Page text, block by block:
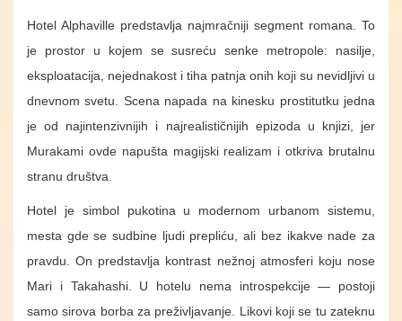
Hotel Alphaville predstavlja najmračniji segment romana. To
je prostor u kojem se susreću senke metropole: nasilje,
eksploatacija, nejednakost i tiha patnja onih koji su nevidljivi u
dnevnom svetu. Scena napada na kinesku prostitutku jedna
je od najintenzivnijih i najrealističnijih epizoda u knjizi, jer
Murakami ovde napušta magijski realizam i otkriva brutalnu
stranu društva.
Hotel je simbol pukotina u modernom urbanom sistemu,
mesta gde se sudbine ljudi prepliću, ali bez ikakve nade za
pravdu. On predstavlja kontrast nežnoj atmosferi koju nose
Mari i Takahashi. U hotelu nema introspekcije — postoji
samo sirova borba za preživljavanje. Likovi koji se tu zateknu